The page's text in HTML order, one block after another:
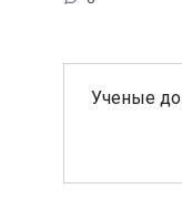
Ученые